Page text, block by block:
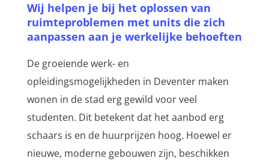
Wij helpen je bij het oplossen van
ruimteproblemen met units die zich
aanpassen aan je werkelijke behoeften
De groeiende werk- en
opleidingsmogelijkheden in Deventer maken
wonen in de stad erg gewild voor veel
studenten. Dit betekent dat het aanbod erg
schaars is en de huurprijzen hoog. Hoewel er
nieuwe, moderne gebouwen zijn, beschikken